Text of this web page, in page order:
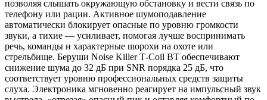
позволяя слышать окружающую обстановку и вести связь по
телефону или рации. Активное шумоподавление
автоматически блокирует опасные по уровню громкости
звуки, а тихие — усиливает, помогая лучше воспринимать
речь, команды и характерные шорохи на охоте или
стрельбище. Беруши Noise Killer T‑Coil BT обеспечивают
снижение шума до 32 дБ при SNR порядка 25 дБ, что
соответствует уровню профессиональных средств защиты
слуха. Электроника мгновенно реагирует на импульсный звук